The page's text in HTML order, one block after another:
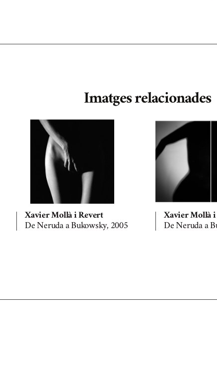
Imatges relacionades
Xavier Mollà i Revert
De Neruda a Bukowsky, 2005
Xavier Mollà i
De Neruda a